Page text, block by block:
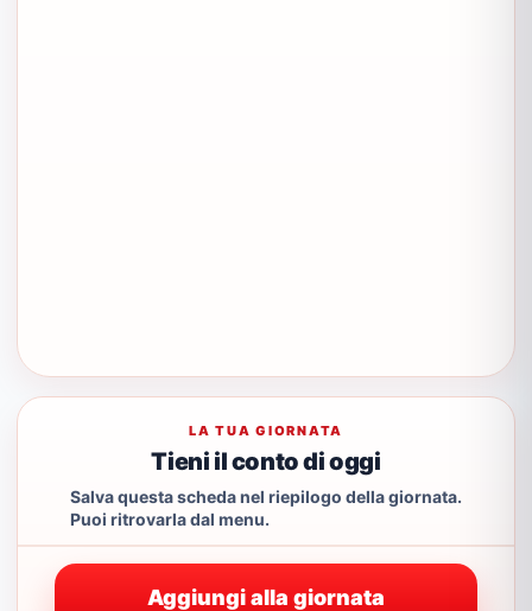
LA TUA GIORNATA
Tieni il conto di oggi
Salva questa scheda nel riepilogo della giornata.
Puoi ritrovarla dal menu.
Aggiungi alla giornata